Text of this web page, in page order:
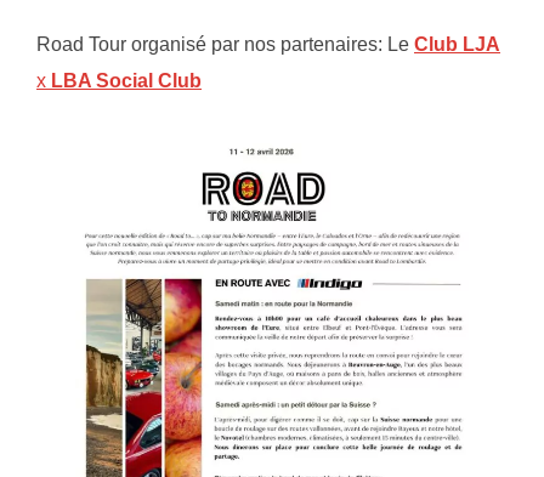
Road Tour organisé par nos partenaires: Le Club LJA
x LBA Social Club